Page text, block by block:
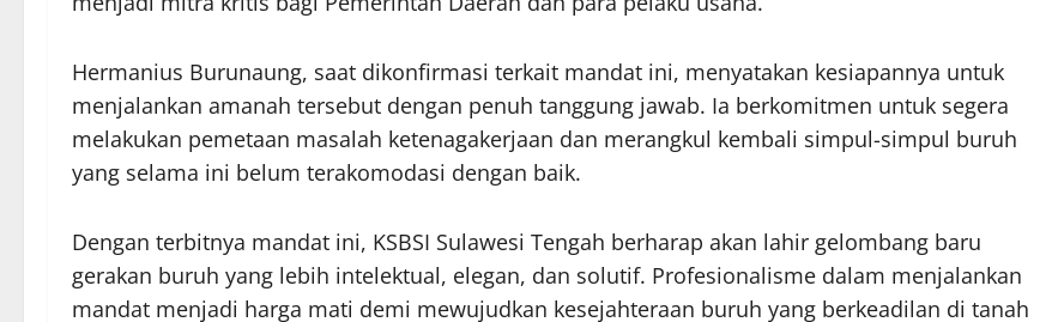
Hermanius Burunaung, saat dikonfirmasi terkait mandat ini, menyatakan kesiapannya untuk
menjalankan amanah tersebut dengan penuh tanggung jawab. Ia berkomitmen untuk segera
melakukan pemetaan masalah ketenagakerjaan dan merangkul kembali simpul-simpul buruh
yang selama ini belum terakomodasi dengan baik.
Dengan terbitnya mandat ini, KSBSI Sulawesi Tengah berharap akan lahir gelombang baru
gerakan buruh yang lebih intelektual, elegan, dan solutif. Profesionalisme dalam menjalankan
mandat menjadi harga mati demi mewujudkan kesejahteraan buruh yang berkeadilan di tanah